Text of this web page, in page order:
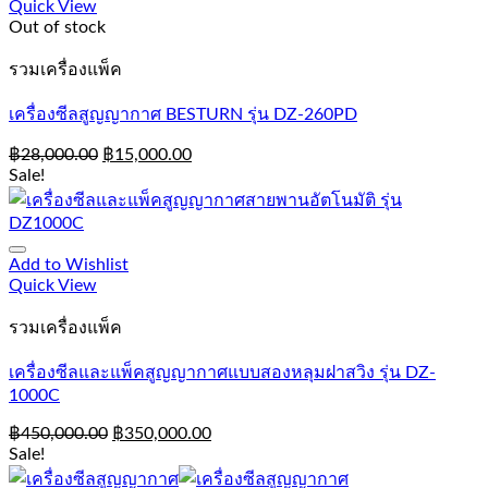
Quick View
Out of stock
รวมเครื่องแพ็ค
เครื่องซีลสูญญากาศ BESTURN รุ่น DZ-260PD
฿28,000.00 ฿15,000.00
Sale!
Add to Wishlist
Quick View
รวมเครื่องแพ็ค
เครื่องซีลและแพ็คสูญญากาศแบบสองหลุมฝาสวิง รุ่น DZ-
1000C
฿450,000.00 ฿350,000.00
Sale!